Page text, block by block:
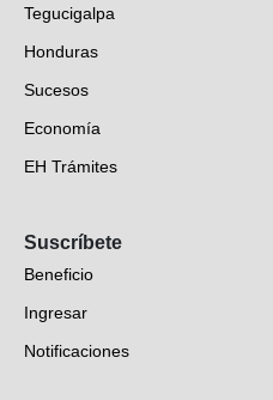
Tegucigalpa
Honduras
Sucesos
Economía
EH Trámites
EH Verifica
Fotogalerías
Deportes
Videos
Suscríbete
Beneficio
Ingresar
Notificaciones